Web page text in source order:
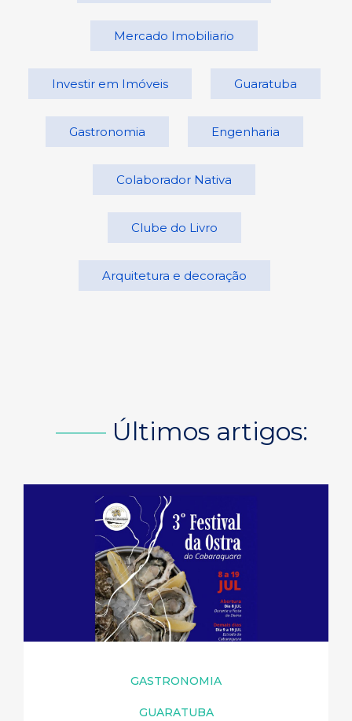
Mercado Imobiliario
Investir em Imóveis Guaratuba
Gastronomia Engenharia
Colaborador Nativa
Clube do Livro
Arquitetura e decoração
Últimos artigos:
GASTRONOMIA
GUARATUBA